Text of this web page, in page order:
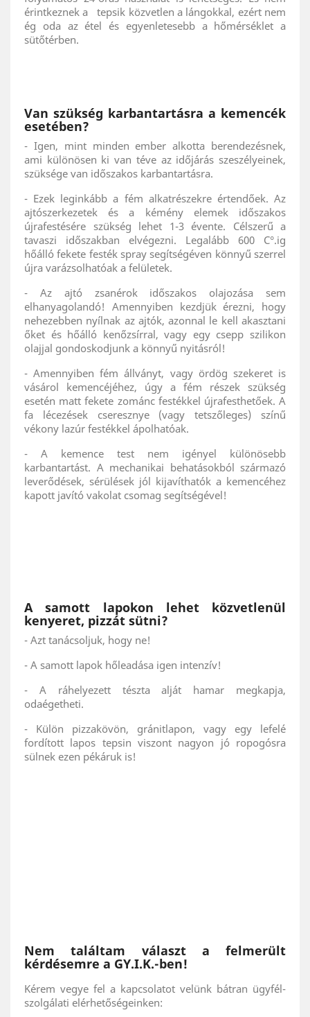
érintkeznek a tepsik közvetlen a lángokkal, ezért nem
ég oda az étel és egyenletesebb a hőmérséklet a
sütőtérben.
Van szükség karbantartásra a kemencék
esetében?
- Igen, mint minden ember alkotta berendezésnek,
ami különösen ki van téve az időjárás szeszélyeinek,
szüksége van időszakos karbantartásra.
- Ezek leginkább a fém alkatrészekre értendőek. Az
ajtószerkezetek és a kémény elemek időszakos
újrafestésére szükség lehet 1-3 évente. Célszerű a
tavaszi időszakban elvégezni. Legalább 600 C°.ig
hőálló fekete festék spray segítségéven könnyű szerrel
újra varázsolhatóak a felületek.
- Az ajtó zsanérok időszakos olajozása sem
elhanyagolandó! Amennyiben kezdjük érezni, hogy
nehezebben nyílnak az ajtók, azonnal le kell akasztani
őket és hőálló kenőzsírral, vagy egy csepp szilikon
olajjal gondoskodjunk a könnyű nyitásról!
- Amennyiben fém állványt, vagy ördög szekeret is
vásárol kemencéjéhez, úgy a fém részek szükség
esetén matt fekete zománc festékkel újrafesthetőek. A
fa lécezések cseresznye (vagy tetszőleges) színű
vékony lazúr festékkel ápolhatóak.
- A kemence test nem igényel különösebb
karbantartást. A mechanikai behatásokból származó
leverődések, sérülések jól kijavíthatók a kemencéhez
kapott javító vakolat csomag segítségével!
A samott lapokon lehet közvetlenül
kenyeret, pizzát sütni?
- Azt tanácsoljuk, hogy ne!
- A samott lapok hőleadása igen intenzív!
- A ráhelyezett tészta alját hamar megkapja,
odaégetheti.
- Külön pizzakövön, gránitlapon, vagy egy lefelé
fordított lapos tepsin viszont nagyon jó ropogósra
sülnek ezen pékáruk is!
Nem találtam választ a felmerült
kérdésemre a GY.I.K.-ben!
Kérem vegye fel a kapcsolatot velünk bátran ügyfél-
szolgálati elérhetőségeinken: